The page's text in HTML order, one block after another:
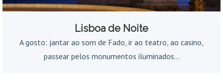
Lisboa de Noite
A gosto: jantar ao som de Fado, ir ao teatro, ao casino,
passear pelos monumentos iluminados...